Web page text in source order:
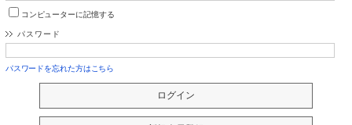
コンピューターに記憶する
パスワード
パスワードを忘れた方はこちら